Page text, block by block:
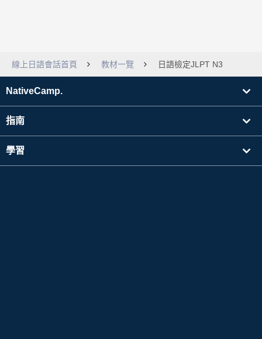
線上日語會話首頁 教材一覽 日語檢定JLPT N3
NativeCamp.
指南
學習